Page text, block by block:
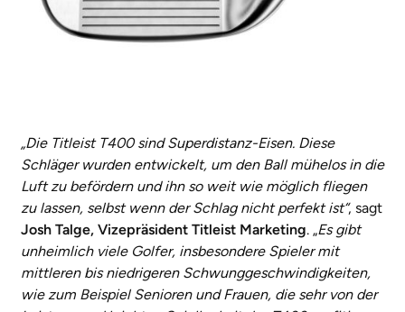
„Die Titleist T400 sind Superdistanz-Eisen. Diese
Schläger wurden entwickelt, um den Ball mühelos in die
Luft zu befördern und ihn so weit wie möglich fliegen
zu lassen, selbst wenn der Schlag nicht perfekt ist“, sagt
Josh Talge, Vizepräsident Titleist Marketing. „Es gibt
unheimlich viele Golfer, insbesondere Spieler mit
mittleren bis niedrigeren Schwunggeschwindigkeiten,
wie zum Beispiel Senioren und Frauen, die sehr von der